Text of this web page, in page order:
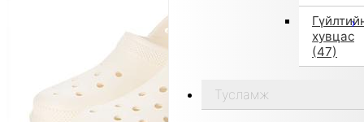
хувцас
(47)
Тусламж